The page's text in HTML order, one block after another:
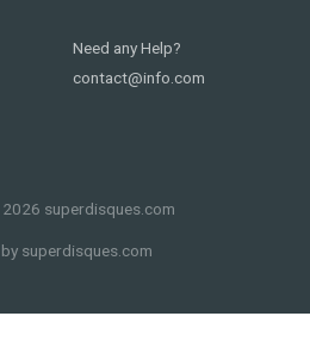
Need any Help?
contact@info.com
superdisques.com
superdisques.com